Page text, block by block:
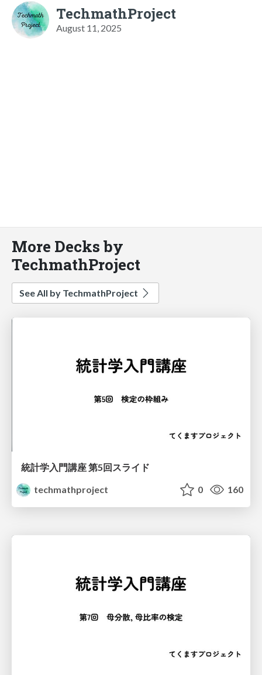
TechmathProject
August 11, 2025
More Decks by
TechmathProject
See All by TechmathProject
統計学入門講座 第5回スライド
techmathproject
0 160